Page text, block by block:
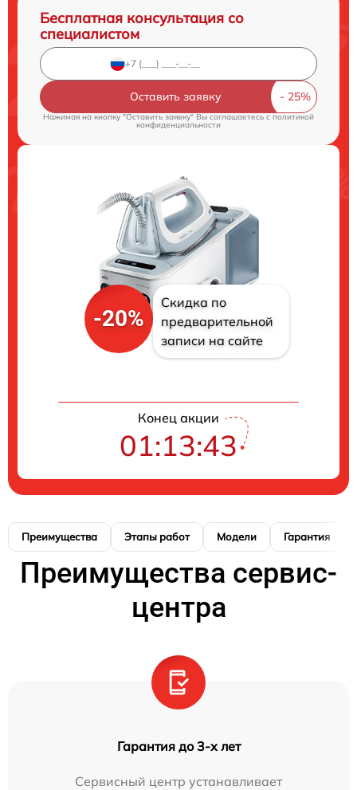
Бесплатная консультация со
специалистом
Оставить заявку
Нажимая на кнопку "Оставить заявку" Вы соглашаетесь cполитикой
конфиденциальности
-20%
Скидка по
предварительной
записи на сайте
Конец акции
01:13:42
Преимущества Этапы работ Модели Гарантия
Преимущества сервис-
центра
Гарантия до 3-х лет
Сервисный центр устанавливает